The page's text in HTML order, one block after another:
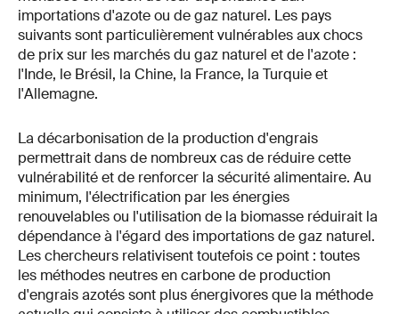
importations d'azote ou de gaz naturel. Les pays
suivants sont particulièrement vulnérables aux chocs
de prix sur les marchés du gaz naturel et de l'azote :
l'Inde, le Brésil, la Chine, la France, la Turquie et
l'Allemagne.
La décarbonisation de la production d'engrais
permettrait dans de nombreux cas de réduire cette
vulnérabilité et de renforcer la sécurité alimentaire. Au
minimum, l'électrification par les énergies
renouvelables ou l'utilisation de la biomasse réduirait la
dépendance à l'égard des importations de gaz naturel.
Les chercheurs relativisent toutefois ce point : toutes
les méthodes neutres en carbone de production
d'engrais azotés sont plus énergivores que la méthode